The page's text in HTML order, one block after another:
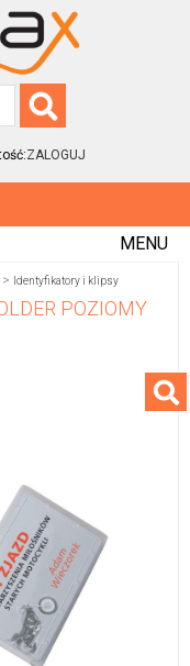
ZALOGUJ
MENU
> Identyfikatory i klipsy
POZIOMY